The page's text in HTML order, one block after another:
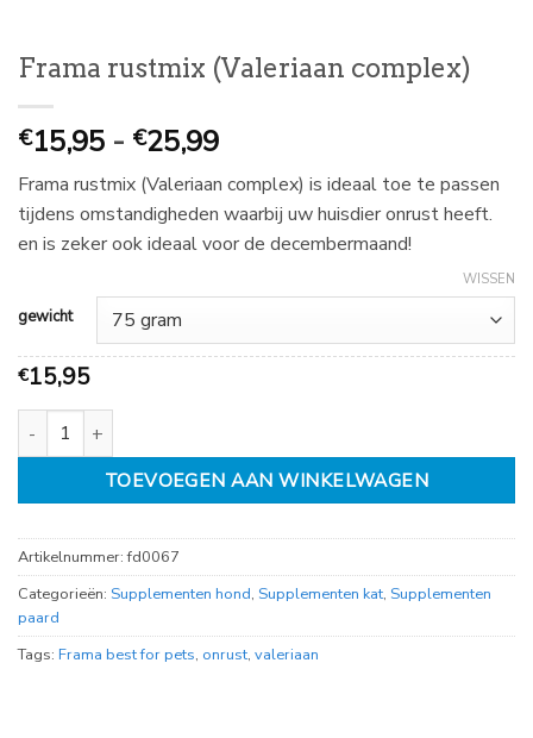
Frama rustmix (Valeriaan complex)
€15,95 - €25,99Prijsklasse:
15,95
tot
€
Frama rustmix (Valeriaan complex) is ideaal toe te passen
tijdens omstandigheden waarbij uw huisdier onrust heeft.
en is zeker ook ideaal voor de decembermaand!
gewicht
WISSEN
€15,95
Frama rustmix (Valeriaan complex) aantal
TOEVOEGEN AAN WINKELWAGEN
Artikelnummer:fd0067
Categorieën: Supplementen hond, Supplementen kat, Supplementen
paard
Tags: Frama best for pets, onrust, valeriaan